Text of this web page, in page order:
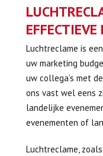
Luchtreclame is
uw marketing
uw collega’s met
ons vast wel eens
landelijke
evenementen of
Luchtreclame,